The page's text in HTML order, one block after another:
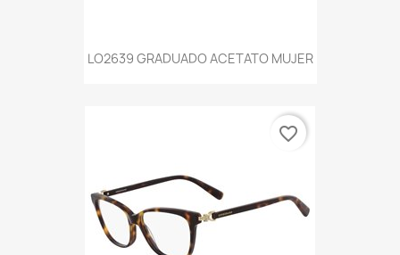
LO2639 GRADUADO ACETATO MUJER
favorite_border